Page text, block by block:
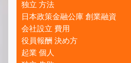
独立 方法
日本政策金融公庫 創業融資
会社設立 費用
役員報酬 決め方
起業 個人